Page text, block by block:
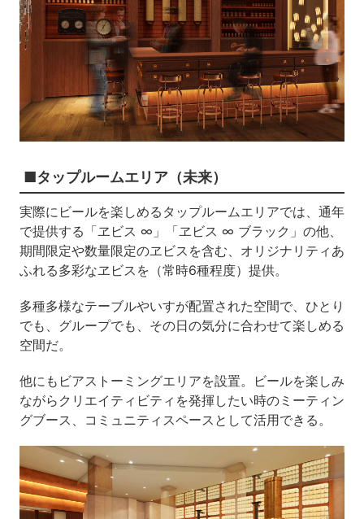
■タップルームエリア（未来）
実際にビールを楽しめるタップルームエリアでは、通年
で提供する「ヱビス ∞」「ヱビス ∞ ブラック」の他、
期間限定や数量限定のヱビスを含む、オリジナリティあ
ふれる多彩なヱビスを（常時6種程度）提供。
多種多様なテーブルやいすが配置された空間で、ひとり
でも、グループでも、その日の気分に合わせて楽しめる
空間だ。
他にもビアストーミングエリアを設置。ビールを楽しみ
ながらクリエイティビティを発揮したい時のミーティン
グブース、コミュニティスペースとして活用できる。